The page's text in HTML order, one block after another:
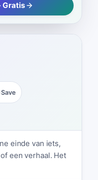
Save
einde van iets,
een verhaal. Het